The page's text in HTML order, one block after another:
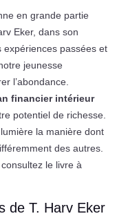
en grande partie
Eker, dans son
passées et
jeunesse
l’abondance.
financier intérieur
potentiel de richesse.
la manière dont
des autres.
le livre à
de T. Harv Eker